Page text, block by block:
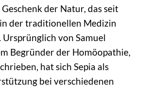
der Natur, das seit
der traditionellen Medizin
von Samuel
Begründer der Homöopathie,
hat sich Sepia als
bei verschiedenen